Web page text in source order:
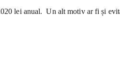
lei anual. Un alt motiv ar fi și